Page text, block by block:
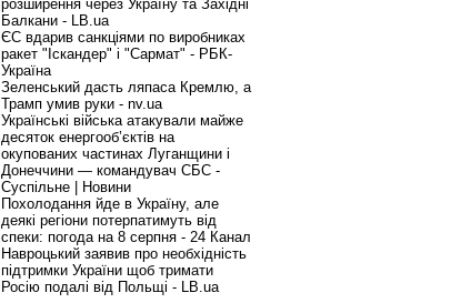
розширення через Україну та Західні
Балкани - LB.ua
ЄС вдарив санкціями по виробниках
ракет "Іскандер" і "Сармат" - РБК-
Україна
Зеленський дасть ляпаса Кремлю, а
Трамп умив руки - nv.ua
Українські війська атакували майже
десяток енергооб’єктів на
окупованих частинах Луганщини і
Донеччини — командувач СБС -
Суспільне | Новини
Похолодання йде в Україну, але
деякі регіони потерпатимуть від
спеки: погода на 8 серпня - 24 Канал
Навроцький заявив про необхідність
підтримки України щоб тримати
Росію подалі від Польщі - LB.ua